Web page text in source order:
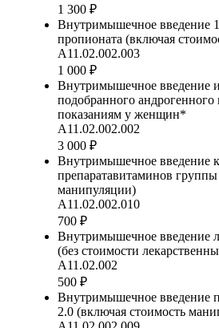
1 300 ₽
Внутримышечное введение 1
пропионата (включая
А11.02.002.003
1 000 ₽
Внутримышечное введение
подобранного
показаниям у женщин*
А11.02.002.002
3 000 ₽
Внутримышечное введение
препаратавитаминов
манипуляции)
А11.02.002.010
700 ₽
Внутримышечное введение
(без стоимости
А11.02.002
500 ₽
Внутримышечное
2.0 (включая стоимость